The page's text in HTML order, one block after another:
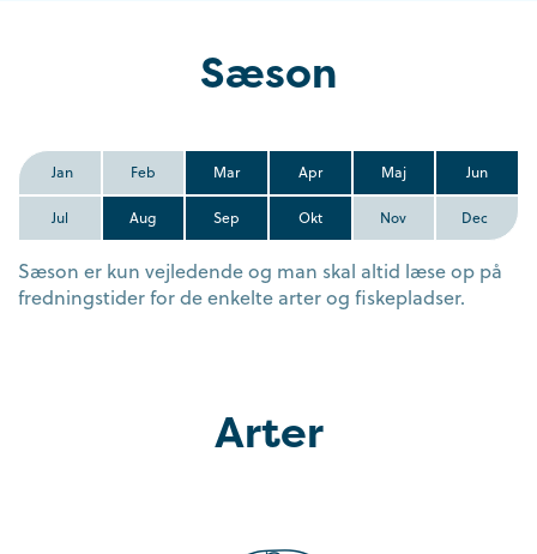
Sæson
Jan Feb Mar Apr Maj Jun
Jul Aug Sep Okt Nov Dec
Sæson er kun vejledende og man skal altid læse op på
fredningstider for de enkelte arter og fiskepladser.
Arter